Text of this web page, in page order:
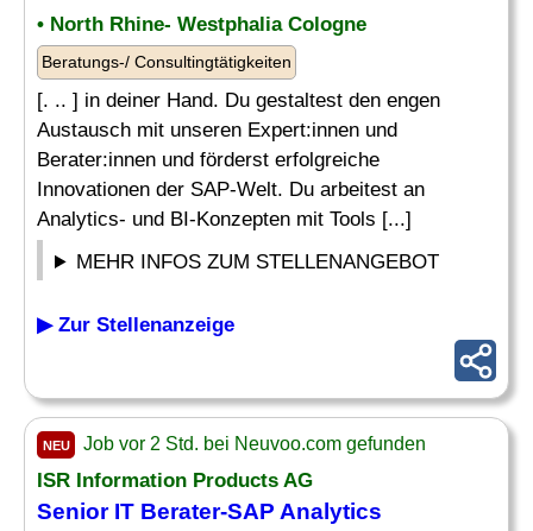
• North Rhine- Westphalia Cologne
Beratungs-/ Consultingtätigkeiten
[. .. ] in deiner Hand. Du gestaltest den engen
Austausch mit unseren Expert:innen und
Berater:innen und förderst erfolgreiche
Innovationen der SAP-Welt. Du arbeitest an
Analytics- und BI-Konzepten mit Tools [...]
MEHR INFOS ZUM STELLENANGEBOT
▶ Zur Stellenanzeige
NEU Job vor 2 Std. bei Neuvoo.com gefunden
ISR Information Products AG
Senior IT Berater-SAP Analytics